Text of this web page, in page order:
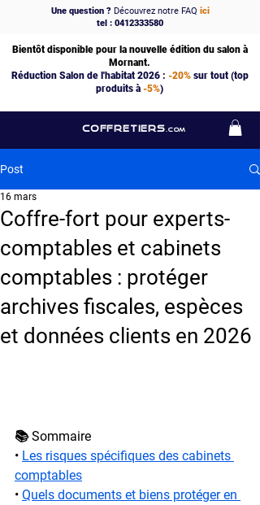
COFFRETIERS .COM
Une question ?Découvrez notre FAQ ici
tel : 0412333580
Bientôt disponible pour la nouvelle édition du salon à
Mornant.
Réduction Salon de l'habitat 2026 : -20%sur tout (top
produits à -5%)
Post
Coffre-fort pour experts-
comptables et cabinets
comptables : protéger
archives fiscales, espèces
et données clients en 2026
16 mars
📚 Sommaire
• Les risques spécifiques des cabinets
comptables
• Quels documents et biens protéger en